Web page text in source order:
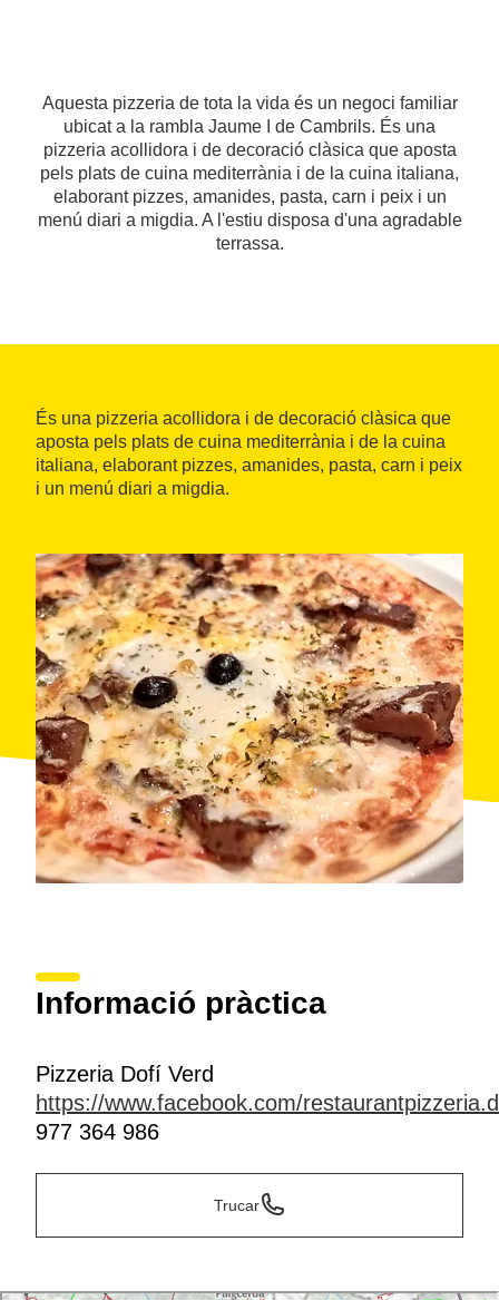
Aquesta pizzeria de tota la vida és un negoci familiar
ubicat a la rambla Jaume I de Cambrils. És una
pizzeria acollidora i de decoració clàsica que aposta
pels plats de cuina mediterrània i de la cuina italiana,
elaborant pizzes, amanides, pasta, carn i peix i un
menú diari a migdia. A l'estiu disposa d'una agradable
terrassa.
És una pizzeria acollidora i de decoració clàsica que
aposta pels plats de cuina mediterrània i de la cuina
italiana, elaborant pizzes, amanides, pasta, carn i peix
i un menú diari a migdia.
Informació pràctica
Pizzeria Dofí Verd
https://www.facebook.com/
977 364 986
Trucar